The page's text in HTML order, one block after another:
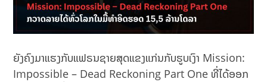
ຍັງຄົງມາແຮງກັບແຟຣນຊາຍສຸດແຂງແກ່ນກັບຮູບເງົາ Mission:
Impossible – Dead Reckoning Part One ທີ່ໄດ້ອອກ